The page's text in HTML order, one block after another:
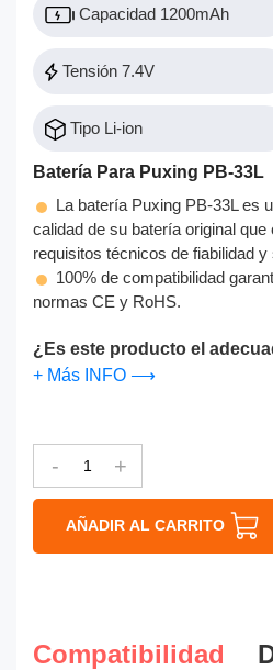
Capacidad 1200mAh
Tensión 7.4V
Tipo Li-ion
Batería Para Puxing PB-33L
La batería Puxing PB-33L es
calidad de su batería original
requisitos técnicos de fiabilidad y
100% de compatibilidad
normas CE y RoHS.
¿Es este producto el
+ Más INFO ⟶
- +
AÑADIR AL CARRITO
Compatibilidad